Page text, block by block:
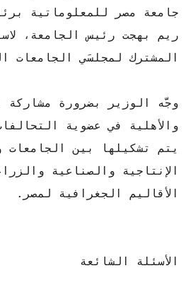
جامعة مصر للمعلوماتية
ريم بهجت رئيس الجامعة،
المشترك لمجلسَي الجامعات
وجَّه الوزير بضرورة مشاركة
والأهلية في عضوية
يتم تشكيلها بين الجامعات
الإنتاجية والصناعية
الأقاليم الجغرافية لمصر.
الأسئلة الشائعة